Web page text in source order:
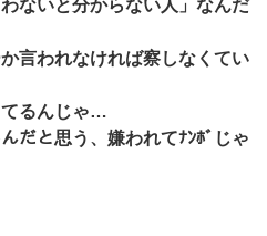
ないと分からない人」なんだ
言われなければ察しなくてい
てるんじゃ…
だと思う、嫌われてﾅﾝﾎﾞじゃ